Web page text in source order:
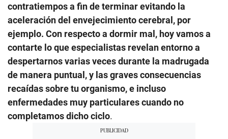
contratiempos a fin de terminar evitando la
aceleración del envejecimiento cerebral, por
ejemplo. Con respecto a dormir mal, hoy vamos a
contarte lo que especialistas revelan entorno a
despertarnos varias veces durante la madrugada
de manera puntual, y las graves consecuencias
recaídas sobre tu organismo, e incluso
enfermedades muy particulares cuando no
completamos dicho ciclo.